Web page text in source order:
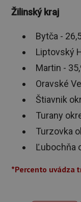
Žilinský kraj
Bytča -
Liptovský
Martin -
Oravské
Štiavnik
Turany
Turzovka
Ľubochňa
*Percento uvádza